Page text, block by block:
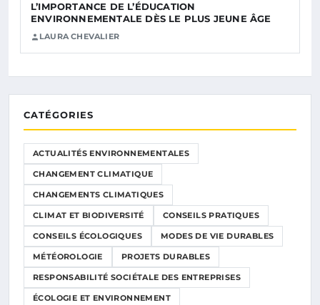
L’IMPORTANCE DE L’ÉDUCATION
ENVIRONNEMENTALE DÈS LE PLUS JEUNE ÂGE
LAURA CHEVALIER
CATÉGORIES
ACTUALITÉS ENVIRONNEMENTALES
CHANGEMENT CLIMATIQUE
CHANGEMENTS CLIMATIQUES
CLIMAT ET BIODIVERSITÉ CONSEILS PRATIQUES
CONSEILS ÉCOLOGIQUES MODES DE VIE DURABLES
MÉTÉOROLOGIE PROJETS DURABLES
RESPONSABILITÉ SOCIÉTALE DES ENTREPRISES
ÉCOLOGIE ET ENVIRONNEMENT